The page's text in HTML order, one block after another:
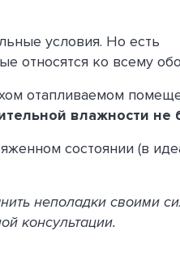
условия. Но есть
относятся ко всему
отапливаемом
влажности не
состоянии (в
неполадки своими
консультации.